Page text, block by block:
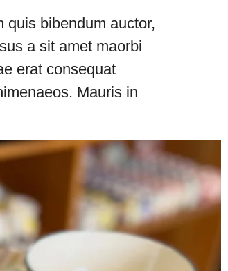
quis bibendum auctor,
a sit amet maorbi
erat consequat
Mauris in